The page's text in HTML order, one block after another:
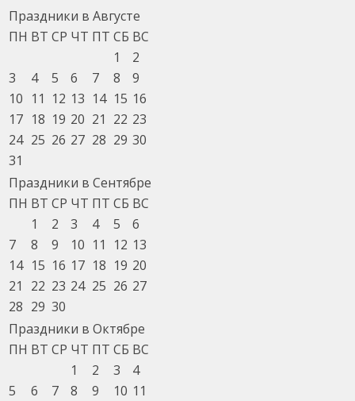
Праздники в Августе
ПН ВТ СР ЧТ ПТ СБ ВС
1
2
3
4 5 6 7 8
9
10 11 12 13 14 15 16
17 18 19 20 21 22 23
24 25 26 27 28 29 30
31
Праздники в Сентябре
ПН ВТ СР ЧТ ПТ СБ ВС
1
2 3 4 5
6
7
8 9 10 11 12 13
14 15 16 17 18 19 20
21
22 23 24 25 26 27
28 29 30
Праздники в Октябре
ПН ВТ СР ЧТ ПТ СБ ВС
1
2 3
4
5
6 7 8 9 10 11